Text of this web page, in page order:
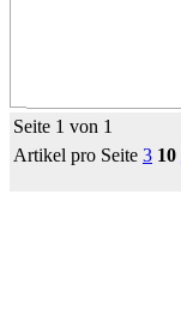
Seite 1 von 1
Artikel pro Seite 3 10